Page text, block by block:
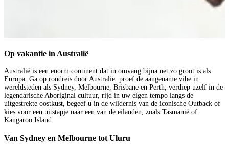
Op vakantie in Australië
Australië is een enorm continent dat in omvang bijna net zo groot is als
Europa. Ga op rondreis door Australië. proef de aangename vibe in
wereldsteden als Sydney, Melbourne, Brisbane en Perth, verdiep uzelf in de
legendarische Aboriginal cultuur, rijd in uw eigen tempo langs de
uitgestrekte oostkust, begeef u in de wildernis van de iconische Outback of
kies voor een uitstapje naar een van de eilanden, zoals Tasmanië of
Kangaroo Island.
Van Sydney en Melbourne tot Uluru